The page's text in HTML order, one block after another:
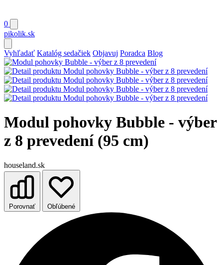
0
pikolik.sk
Vyhľadať Katalóg sedačiek Objavuj Poradca Blog
Modul pohovky Bubble - výber
z 8 prevedení (95 cm)
houseland.sk
Porovnať Obľúbené